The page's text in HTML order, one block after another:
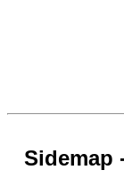
Sidemap